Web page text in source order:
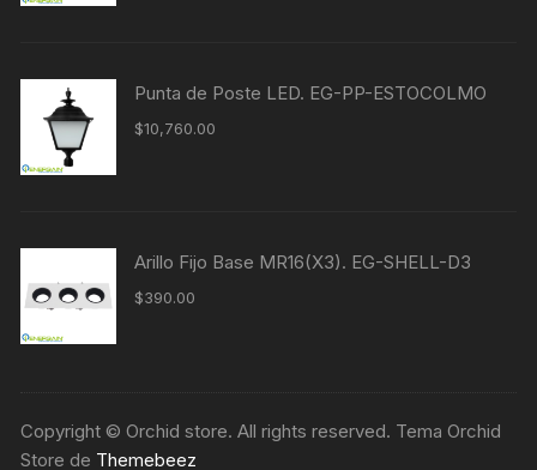
Punta de Poste LED. EG-PP-ESTOCOLMO
$10,760.00
Arillo Fijo Base MR16(X3). EG-SHELL-D3
$390.00
Copyright © Orchid store. All rights reserved. Tema Orchid
Store de Themebeez